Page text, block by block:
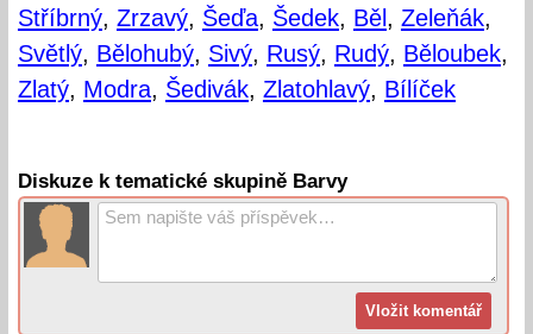
Stříbrný, Zrzavý, Šeďa, Šedek, Běl, Zeleňák,
Světlý, Bělohubý, Sivý, Rusý, Rudý, Běloubek,
Zlatý, Modra, Šedivák, Zlatohlavý, Bílíček
Diskuze k tematické skupině Barvy